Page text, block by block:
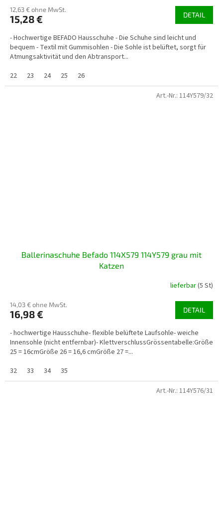
12,63 € ohne MwSt.
15,28 € DETAIL
- Hochwertige BEFADO Hausschuhe - Die Schuhe sind leicht und
bequem - Textil mit Gummisohlen - Die Sohle ist belüftet, sorgt für
Atmungsaktivität und den Abtransport...
22
23 24 25 26
Ballerinaschuhe Befado 114X579 114Y579 grau mit
Katzen
lieferbar(5 St)
14,03 € ohne MwSt.
16,98 € DETAIL
- hochwertige Hausschuhe- flexible belüftete Laufsohle- weiche
Innensohle (nicht entfernbar)- KlettverschlussGrössentabelle:Größe
25 = 16cmGröße 26 = 16,6 cmGröße 27 =...
32
33 34 35
Art.-Nr.: 114Y579/32
Art.-Nr.: 114Y576/31